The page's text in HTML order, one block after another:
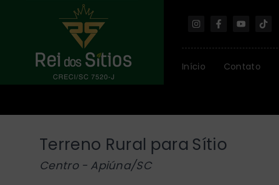
Início Contato
Terreno Rural para Sítio
Centro - Apiúna/SC